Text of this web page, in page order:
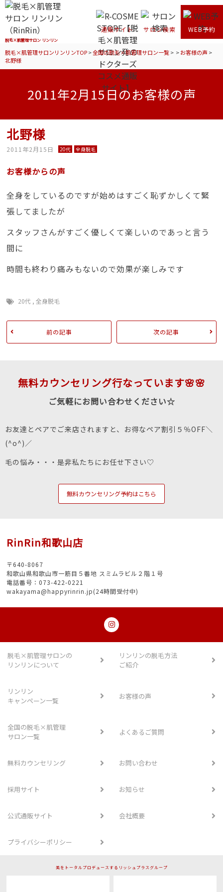
脱毛×肌管理サロン リンリン
通販サイト サロン検索 WEB予約
脱毛×肌管理サロンリンリンTOP>全国の脱毛×肌管理サロン一覧> >お客様の声 >
北野様
2011年2月15日のお客様の声
北野様
2011年2月15日 20代 全身脱毛
お客様からの声
全身をしているのですが始めはすごく恥ずかしくて緊
張してましたが
スタッフさんがすごく優しくて楽しいのであっと言う
間に
時間も終わり痛みもないので効果が楽しみです
20代 ,全身脱毛
前の記事 次の記事
無料カウンセリング行なっています🌸🌸
ご気軽にお問い合わせください☆
お友達とペアでご来店されますと、お得なペア割引５％OFF＼
(^o^)／
毛の悩み・・・是非私たちにお任せ下さい♡
無料カウンセリング予約はこちら
RinRin和歌山店
〒640-8067
和歌山県和歌山市一筋目５番地 スミムラビル２階１号
電話番号：073-422-0221
wakayama@happyrinrin.jp(24時間受付中)
脱毛×肌管理サロンの
リンリンについて
リンリンの脱毛方法
ご紹介
リンリン
キャンペーン一覧
お客様の声
全国の脱毛×肌管理
サロン一覧
よくあるご質問
無料カウンセリング お問い合わせ
採用サイト お知らせ
公式通販サイト 会社概要
プライバシーポリシー
美をトータルプロデュースするリッシュプラスグループ